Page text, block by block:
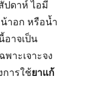
ปดาห์ ไอมี
าอก หรือน้ำ
อาจเป็น
าะเจาะจง
ารใช้ยาแก้